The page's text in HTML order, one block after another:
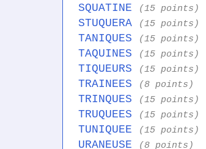
SQUATINE (15 points)
STUQUERA (15 points)
TANIQUES (15 points)
TAQUINES (15 points)
TIQUEURS (15 points)
TRAINEES (8 points)
TRINQUES (15 points)
TRUQUEES (15 points)
TUNIQUEE (15 points)
URANEUSE (8 points)